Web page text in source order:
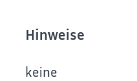
Hinweise
keine